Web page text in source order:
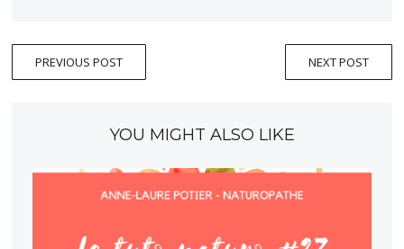
PREVIOUS POST NEXT POST
YOU MIGHT ALSO LIKE